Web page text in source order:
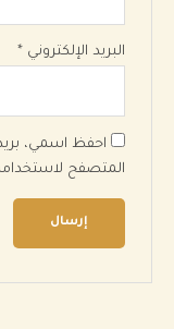
البريد الإلكتروني *
احفظ اسمي،
المتصفح